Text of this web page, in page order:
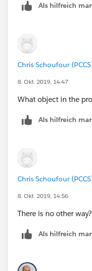
Als hilfreich
Chris Schoufour
8. Okt. 2019, 14:47
What object in the
Als hilfreich
Chris Schoufour
8. Okt. 2019, 14:56
There is no other
Als hilfreich